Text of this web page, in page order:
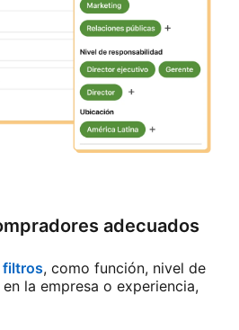
adecuados
filtros, como función, nivel de
la empresa o experiencia,